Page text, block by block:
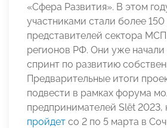
«Сфера Развития». В этом
участниками стали более 150
представителей сектора
регионов РФ. Они уже начали
спринт по развитию
Предварительные итоги
подвести в рамках форума
предпринимателей Slёt 2023,
пройдет со 2 по 5 марта в